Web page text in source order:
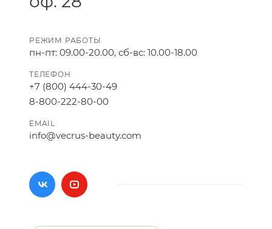
РЕЖИМ РАБОТЫ
пн-пт: 09.00-20.00, сб-вс: 10.00-18.00
ТЕЛЕФОН
+7 (800) 444-30-49
8-800-222-80-00
EMAIL
info@vecrus-beauty.com